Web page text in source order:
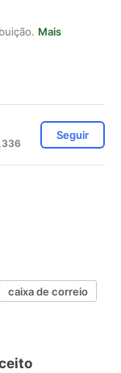
Mais
Seguir
caixa de correio